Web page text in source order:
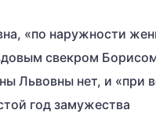
«по наружности
свекром
Львовны нет, и «при
год замужества